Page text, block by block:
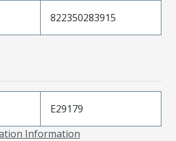
822350283915
E29179
Information